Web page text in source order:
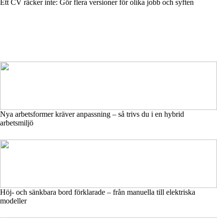
Ett CV räcker inte: Gör flera versioner för olika jobb och syften
Nya arbetsformer kräver anpassning – så trivs du i en hybrid
arbetsmiljö
Höj- och sänkbara bord förklarade – från manuella till elektriska
modeller